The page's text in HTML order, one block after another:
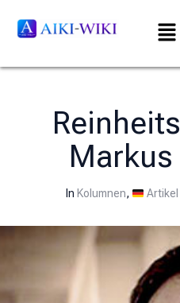
Markus
In Kolumnen, Artikel